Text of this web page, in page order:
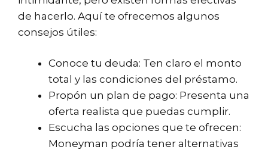
de hacerlo. Aquí te ofrecemos algunos
consejos útiles:
Conoce tu deuda: Ten claro el monto
total y las condiciones del préstamo.
Propón un plan de pago: Presenta una
oferta realista que puedas cumplir.
Escucha las opciones que te ofrecen:
Moneyman podría tener alternativas